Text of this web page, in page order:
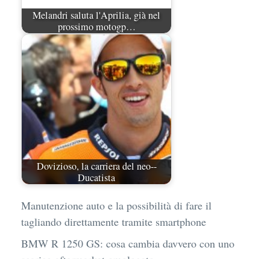
Melandri saluta l'Aprilia, già nel
prossimo motogp…
Dovizioso, la carriera del neo--
Ducatista
Manutenzione auto e la possibilità di fare il
tagliando direttamente tramite smartphone
BMW R 1250 GS: cosa cambia davvero con uno